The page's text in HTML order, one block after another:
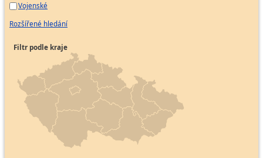
Vojenské
Rozšířené hledání
Filtr podle kraje